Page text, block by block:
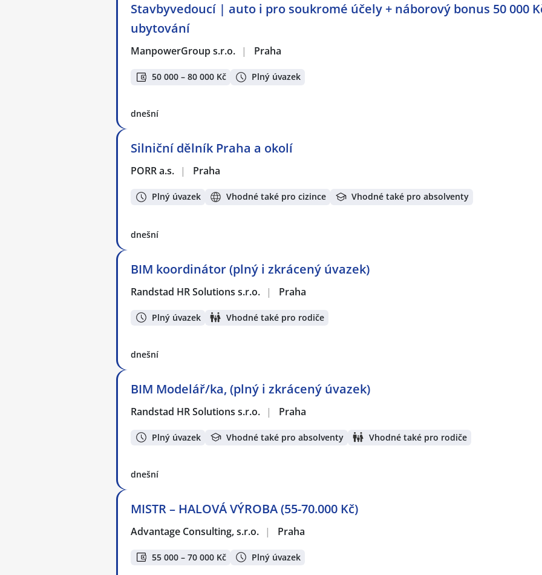
Stavbyvedoucí | auto i pro soukromé účely + náborový bonus 50 000
ubytování
ManpowerGroup s.r.o. | Praha
50 000 – 80 000 Kč Plný úvazek
dnešní
Silniční dělník Praha a okolí
PORR a.s. | Praha
Plný úvazek Vhodné také pro cizince Vhodné také pro absolventy
dnešní
BIM koordinátor (plný i zkrácený úvazek)
Randstad HR Solutions s.r.o. | Praha
Plný úvazek Vhodné také pro rodiče
dnešní
BIM Modelář/ka, (plný i zkrácený úvazek)
Randstad HR Solutions s.r.o. | Praha
Plný úvazek Vhodné také pro absolventy Vhodné také pro rodiče
dnešní
MISTR – HALOVÁ VÝROBA (55-70.000 Kč)
Advantage Consulting, s.r.o. | Praha
55 000 – 70 000 Kč Plný úvazek